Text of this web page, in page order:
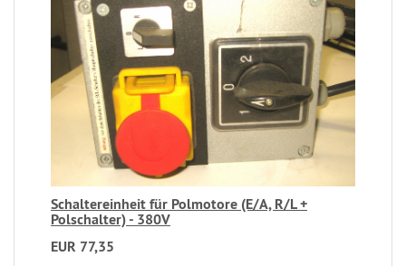
Schaltereinheit für Polmotore (E/A, R/L +
Polschalter) - 380V
EUR 77,35